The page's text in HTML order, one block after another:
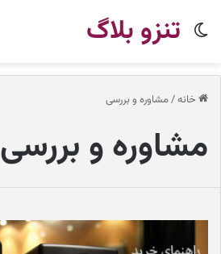
تنزو بلاگ
تغییر
خانه/مشاوره و بررسی
مشاوره و بررسی